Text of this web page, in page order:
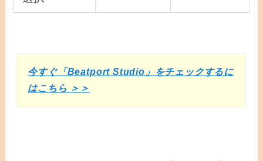
今すぐ「Beatport Studio」をチェックするに
はこちら ＞＞